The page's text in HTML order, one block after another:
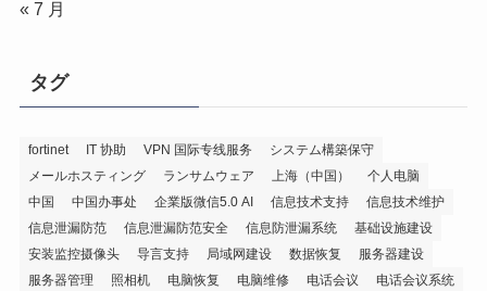
« 7 月
タグ
fortinet IT 协助 VPN 国际专线服务
システム構築保守
メールホスティング
ランサムウェア 上海（中国）
个人电脑
中国
中国办事处 企業版微信5.0 AI 信息技术支持
信息技术维护
信息泄漏防范
信息泄漏防范安全 信息防泄漏系统
基础设施建设
安装监控摄像头
导言支持 局域网建设 数据恢复
服务器建设
服务器管理
照相机 电脑恢复 电脑维修 电话会议
电话会议系统